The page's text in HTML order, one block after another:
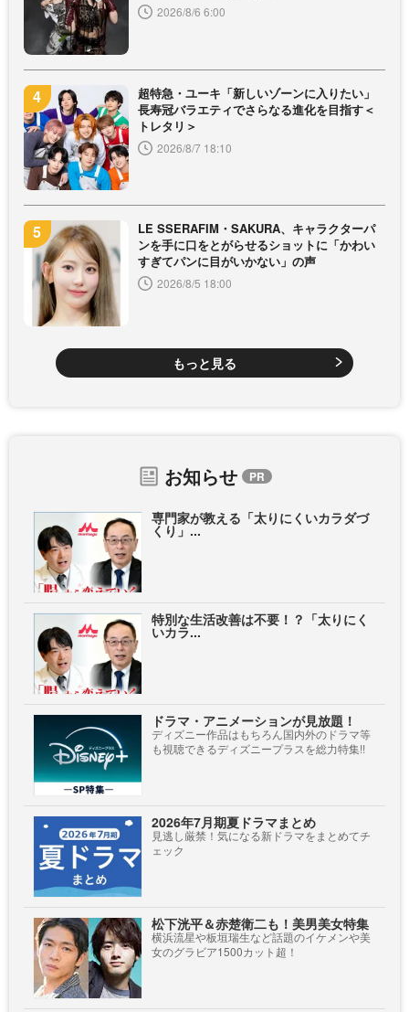
2026/8/6 6:00
超特急・ユーキ「新しいゾーンに入りたい」
長寿冠バラエティでさらなる進化を目指す＜
トレタリ＞
2026/8/7 18:10
LE SSERAFIM・SAKURA、キャラクターパ
ンを手に口をとがらせるショットに「かわい
すぎてパンに目がいかない」の声
2026/8/5 18:00
もっと見る
お知らせ
専門家が教える「太りにくいカラダづ
くり」...
特別な生活改善は不要！？「太りにく
いカラ...
ドラマ・アニメーションが見放題！
ディズニー作品はもちろん国内外のドラマ等
も視聴できるディズニープラスを総力特集!!
2026年7月期夏ドラマまとめ
見逃し厳禁！気になる新ドラマをまとめてチ
ェック
松下洸平＆赤楚衛二も！美男美女特集
横浜流星や板垣瑞生など話題のイケメンや美
女のグラビア1500カット超！